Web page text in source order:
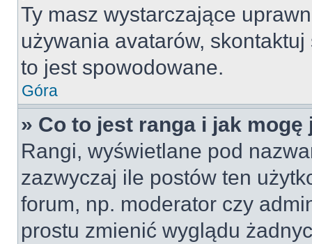
Ty masz wystarczające
używania avatarów,
to jest spowodowane.
Góra
» Co to jest ranga i jak mogę
Rangi, wyświetlane pod
zazwyczaj ile postów ten
forum, np. moderator czy
prostu zmienić wyglądu